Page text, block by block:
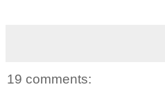
19 comments: